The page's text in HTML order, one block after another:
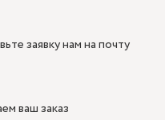
заявку нам на почту
ваш заказ